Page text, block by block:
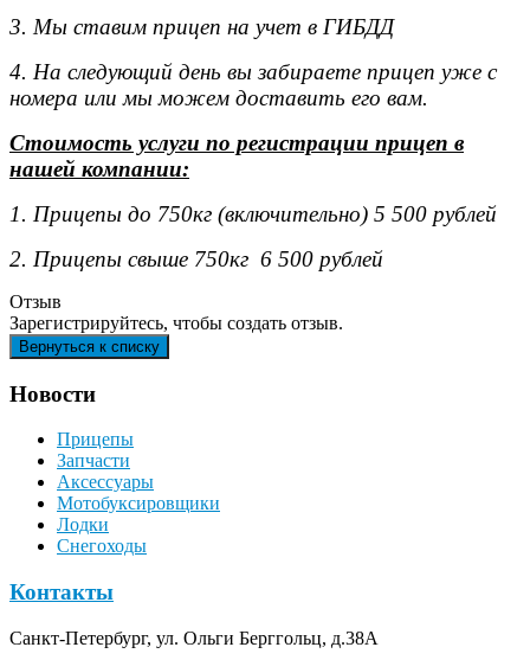
3. Мы ставим прицеп на учет в ГИБДД
4. На следующий день вы забираете прицеп уже с
номера или мы можем доставить его вам.
Стоимость услуги по регистрации прицеп в
нашей компании:
1. Прицепы до 750кг (включительно) 5 500 рублей
2. Прицепы свыше 750кг 6 500 рублей
Отзыв
Зарегистрируйтесь, чтобы создать отзыв.
Новости
Прицепы
Запчасти
Аксессуары
Мотобуксировщики
Лодки
Снегоходы
Контакты
Санкт-Петербург, ул. Ольги Берггольц, д.38А